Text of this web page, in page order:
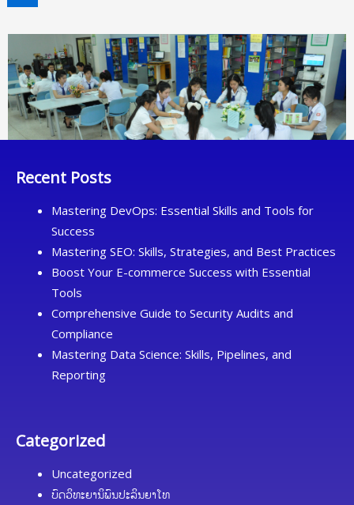
Recent Posts
Mastering DevOps: Essential Skills and Tools for
Success
Mastering SEO: Skills, Strategies, and Best Practices
Boost Your E-commerce Success with Essential
Tools
Comprehensive Guide to Security Audits and
Compliance
Mastering Data Science: Skills, Pipelines, and
Reporting
Categorized
Uncategorized
ບົດວິທະຍານິພົນປະລິນຍາໂທ